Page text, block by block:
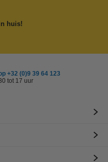
huis!
+32 (0)9 39 64 123
tot 17 uur